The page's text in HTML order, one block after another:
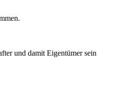
und damit Eigentümer sein